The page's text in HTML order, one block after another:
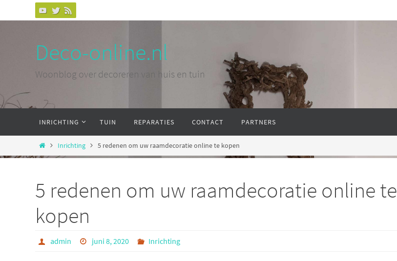
naar
Deco-online.nl
Woonblog over decoreren van huis en tuin
de
INRICHTING TUIN REPARATIES CONTACT PARTNERS
HomeInrichting 5 redenen om uw raamdecoratie online te kopen
5 redenen om uw raamdecoratie online te
kopen
admin juni 8, 2020 Inrichting